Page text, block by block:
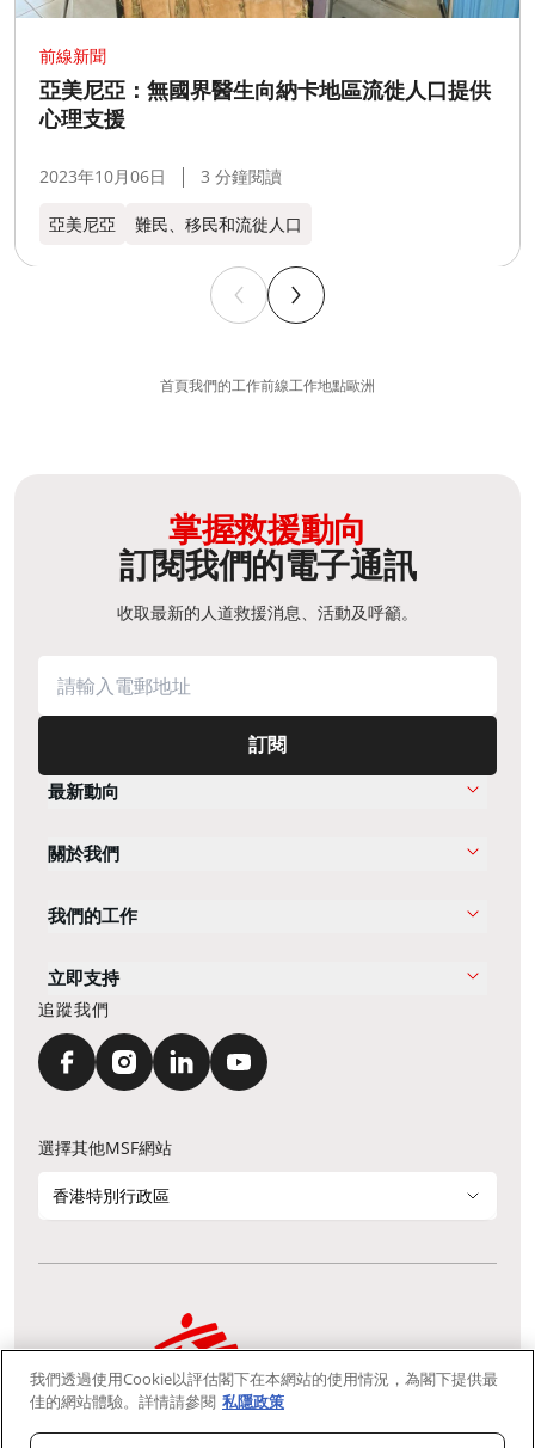
前線新聞
亞美尼亞：無國界醫生向納卡地區流徙人口提供
心理支援
2023年10月06日 3 分鐘閱讀
亞美尼亞 難民、移民和流徙人口
首頁我們的工作前線工作地點歐洲
掌握救援動向
訂閱我們的電子通訊
收取最新的人道救援消息、活動及呼籲。
訂閱
最新動向
關於我們
我們的工作
立即支持
追蹤我們
選擇其他MSF網站
香港特別行政區
通訊資料更新 鳴謝 私隱聲明
我們採用安全通訊端層 (Secure Socket Layer, SSL) 協定，有助保障敏感
資料在你的瀏覽器和我們伺服器之間的網上傳輸維持保密性。
我們透過使用Cookie以評估閣下在本網站的使用情況，為閣下提供最
佳的網站體驗。詳情請參閱 私隱政策